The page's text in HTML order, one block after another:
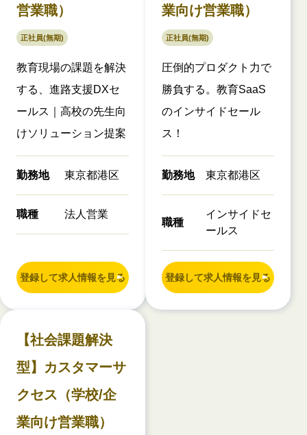
営業職）
正社員(無期)
教育現場の課題を解決
する、進路支援DXセ
ールス｜高校の先生向
けソリューション提案
勤務地 東京都港区
職種 法人営業
登録して求人情報を見る
業向け営業職）
正社員(無期)
圧倒的プロダクト力で
勝負する。教育SaaS
のインサイドセール
ス！
勤務地 東京都港区
職種
インサイドセ
ールス
登録して求人情報を見る
【社会課題解決
型】カスタマーサ
クセス（学校/企
業向け営業職）